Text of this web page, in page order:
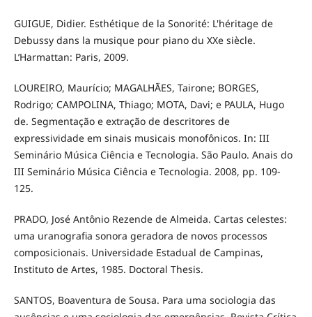
GUIGUE, Didier. Esthétique de la Sonorité: L'héritage de
Debussy dans la musique pour piano du XXe siècle.
L’Harmattan: Paris, 2009.
LOUREIRO, Maurício; MAGALHÃES, Tairone; BORGES,
Rodrigo; CAMPOLINA, Thiago; MOTA, Davi; e PAULA, Hugo
de. Segmentação e extração de descritores de
expressividade em sinais musicais monofônicos. In: III
Seminário Música Ciência e Tecnologia. São Paulo. Anais do
III Seminário Música Ciência e Tecnologia. 2008, pp. 109-
125.
PRADO, José Antônio Rezende de Almeida. Cartas celestes:
uma uranografia sonora geradora de novos processos
composicionais. Universidade Estadual de Campinas,
Instituto de Artes, 1985. Doctoral Thesis.
SANTOS, Boaventura de Sousa. Para uma sociologia das